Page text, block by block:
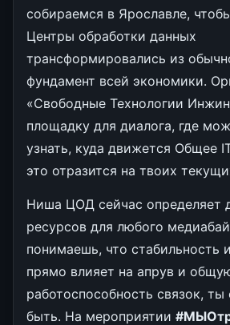
собираемся в Ярославле,
Центры обработки данных
трансформировались из
фундамент всей экономики.
«Свободные Технологии
площадку для диалога, где
узнать, куда движется Общее
это отразится на твоих
Ниша ЦОД сейчас определяет
ресурсов для любого
понимаешь, что стабильность
прямо влияет на апрув и
работоспособность связок, ты
быть. На мероприятии